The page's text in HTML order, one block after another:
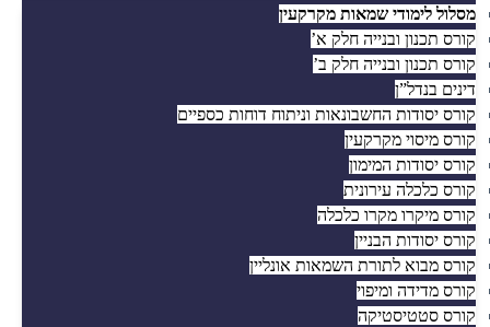
מסלול לימודי שמאות מקרקעין
קורס תכנון ובנייה חלק א’
קורס תכנון ובנייה חלק ב’
דינים בנדל”ן
קורס יסודות החשבונאות וניתוח דוחות כספיים
קורס מיסוי מקרקעין
קורס יסודות המימון
קורס כלכלה עירונית
קורס מיקרו מקרו כלכלה
קורס יסודות הבניין
קורס מבוא לתורת השמאות אונליין
קורס מדידה ומיפוי
קורס סטטיסטיקה